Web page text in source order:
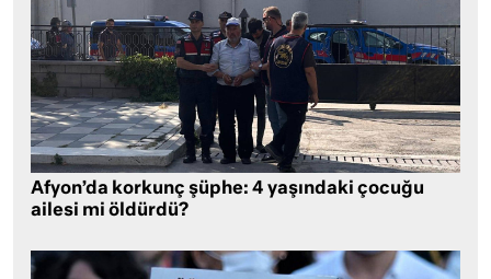
Afyon’da korkunç şüphe: 4 yaşındaki çocuğu
ailesi mi öldürdü?